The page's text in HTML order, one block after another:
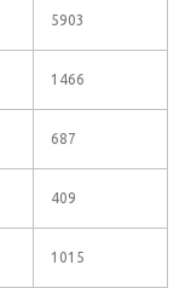
5903
1466
687
409
1015